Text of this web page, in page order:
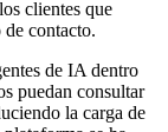
clientes que
de contacto.
de IA dentro
puedan consultar
la carga de